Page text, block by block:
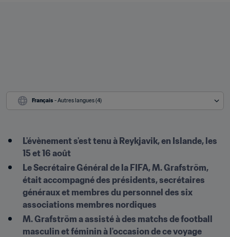
Français - Autres langues (4)
L'évènement s'est tenu à Reykjavik, en Islande, les
15 et 16 août
Le Secrétaire Général de la FIFA, M. Grafström,
était accompagné des présidents, secrétaires
généraux et membres du personnel des six
associations membres nordiques
M. Grafström a assisté à des matchs de football
masculin et féminin à l'occasion de ce voyage